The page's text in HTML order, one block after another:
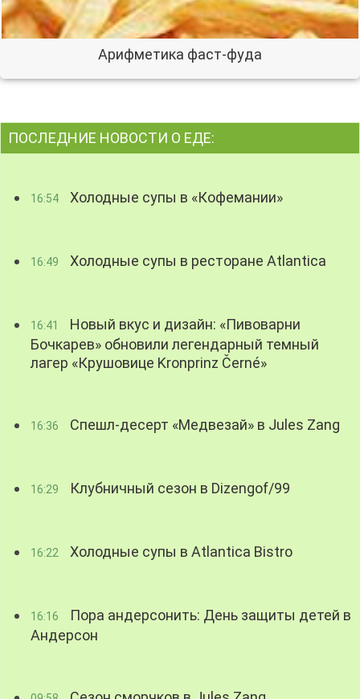
Арифметика фаст-фуда
ПОСЛЕДНИЕ НОВОСТИ О ЕДЕ:
16:54 Холодные супы в «Кофемании»
16:49 Холодные супы в ресторане Atlantica
16:41
Новый вкус и дизайн: «Пивоварни
Бочкарев» обновили легендарный темный
лагер «Крушовице Kronprinz Černé»
16:36 Спешл-десерт «Медвезай» в Jules Zang
16:29 Клубничный сезон в Dizengof/99
16:22 Холодные супы в Atlantica Bistro
16:16
Пора андерсонить: День защиты детей в
Андерсон